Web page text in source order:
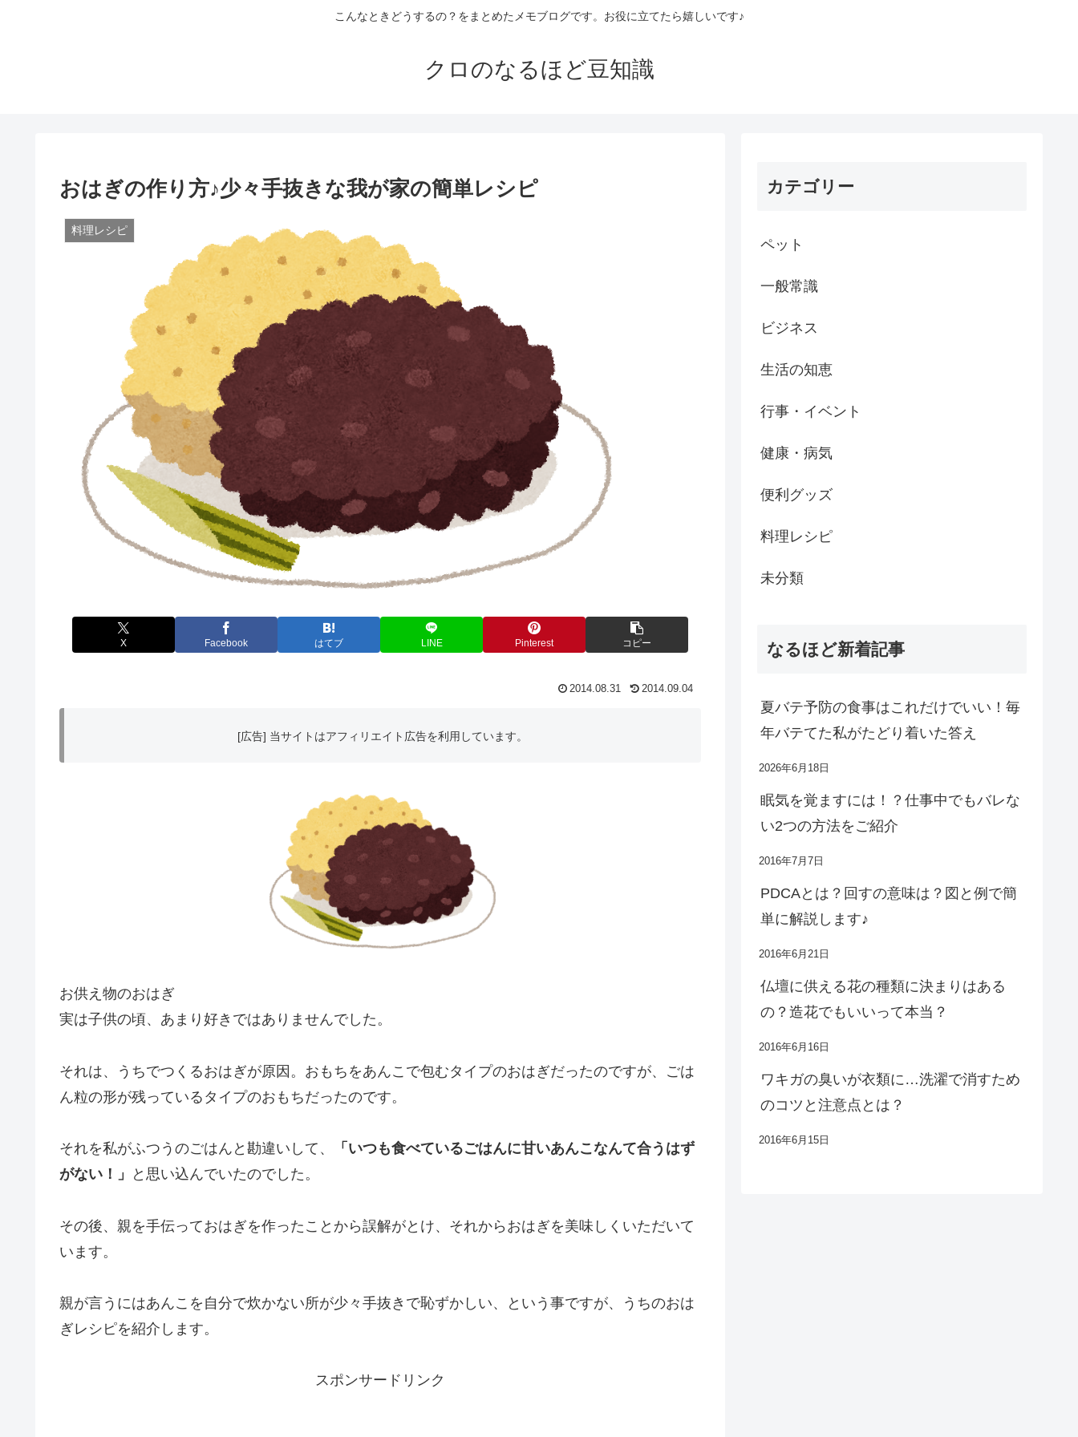
こんなときどうするの？をまとめたメモブログです。お役に立てたら嬉しいです♪
クロのなるほど豆知識
おはぎの作り方♪少々手抜きな我が家の簡単レシピ
料理レシピ
X Facebook はてブ LINE Pinterest コピー
2014.08.31 2014.09.04
[広告] 当サイトはアフィリエイト広告を利用しています。
お供え物のおはぎ
実は子供の頃、あまり好きではありませんでした。
それは、うちでつくるおはぎが原因。おもちをあんこで包むタイプのおはぎだったのですが、ごは
ん粒の形が残っているタイプのおもちだったのです。
それを私がふつうのごはんと勘違いして、
「いつも食べているごはんに甘いあんこなんて合うはず
がない！」
と思い込んでいたのでした。
その後、親を手伝っておはぎを作ったことから誤解がとけ、それからおはぎを美味しくいただいて
います。
親が言うにはあんこを自分で炊かない所が少々手抜きで恥ずかしい、という事ですが、うちのおは
ぎレシピを紹介します。
スポンサードリンク
カテゴリー
ペット
一般常識
ビジネス
生活の知恵
行事・イベント
健康・病気
便利グッズ
料理レシピ
未分類
なるほど新着記事
夏バテ予防の食事はこれだけでいい！毎
年バテてた私がたどり着いた答え
2026年6月18日
眠気を覚ますには！？仕事中でもバレな
い2つの方法をご紹介
2016年7月7日
PDCAとは？回すの意味は？図と例で簡
単に解説します♪
2016年6月21日
仏壇に供える花の種類に決まりはある
の？造花でもいいって本当？
2016年6月16日
ワキガの臭いが衣類に…洗濯で消すため
のコツと注意点とは？
2016年6月15日